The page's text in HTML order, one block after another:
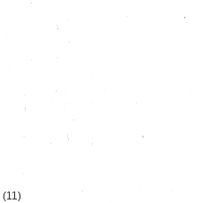
(11)